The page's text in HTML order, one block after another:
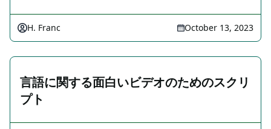
H. Franc October 13, 2023
言語に関する面白いビデオのためのスクリ
プト